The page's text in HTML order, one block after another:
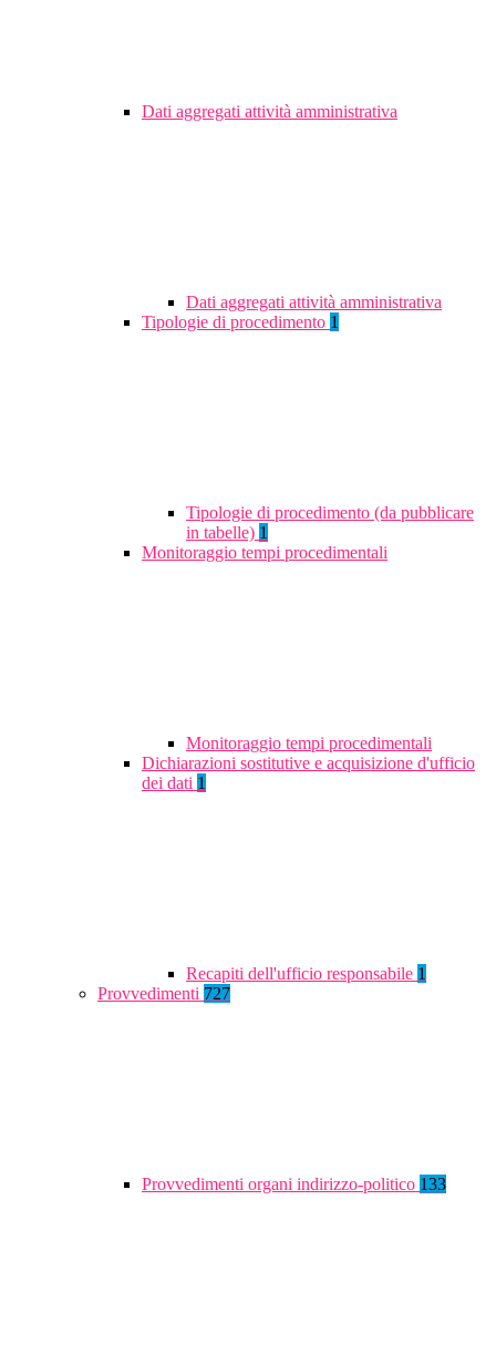
Dati aggregati attività amministrativa
Dati aggregati attività amministrativa
Tipologie di procedimento 1
Tipologie di procedimento (da pubblicare
in tabelle) 1
Monitoraggio tempi procedimentali
Monitoraggio tempi procedimentali
Dichiarazioni sostitutive e acquisizione d'ufficio
dei dati 1
Recapiti dell'ufficio responsabile 1
Provvedimenti 727
Provvedimenti organi indirizzo-politico 133